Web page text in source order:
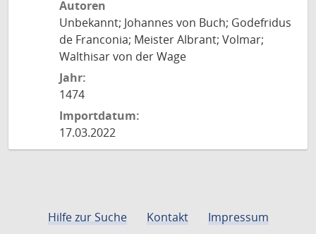
Autoren
Unbekannt; Johannes von Buch; Godefridus
de Franconia; Meister Albrant; Volmar;
Walthisar von der Wage
Jahr:
1474
Importdatum:
17.03.2022
Hilfe zur Suche Kontakt
Impressum